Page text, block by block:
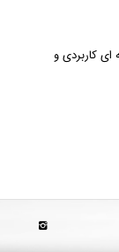
کاربردی و